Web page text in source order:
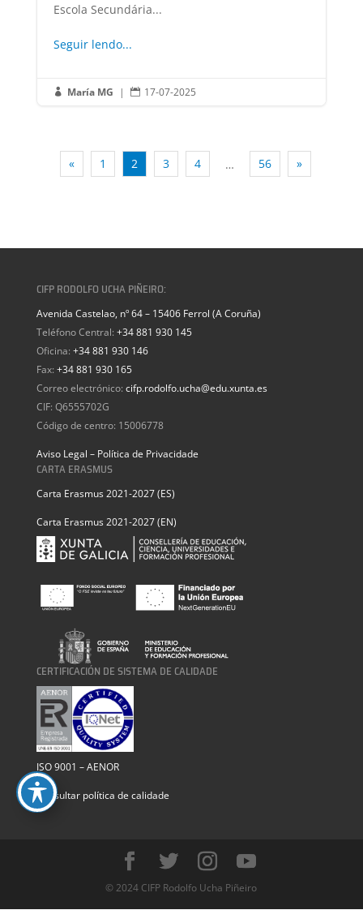
Escola Secundária...
Seguir lendo...
 María MG |  17-07-2025
« 1 2 3 4 … 56 »
CIFP RODOLFO UCHA PIÑEIRO:
Avenida Castelao, nº 64 – 15406 Ferrol (A Coruña)
Teléfono Central: +34 881 930 145
Oficina: +34 881 930 146
Fax: +34 881 930 165
Correo electrónico: cifp.rodolfo.ucha@edu.xunta.es
CIF: Q6555702G
Código de centro: 15006778
Aviso Legal – Política de Privacidade
CARTA ERASMUS
Carta Erasmus 2021-2027 (ES)
Carta Erasmus 2021-2027 (EN)
CERTIFICACIÓN DE SISTEMA DE CALIDADE
ISO 9001 – AENOR
Consultar política de calidade
© 2024 CIFP Rodolfo Ucha Piñeiro